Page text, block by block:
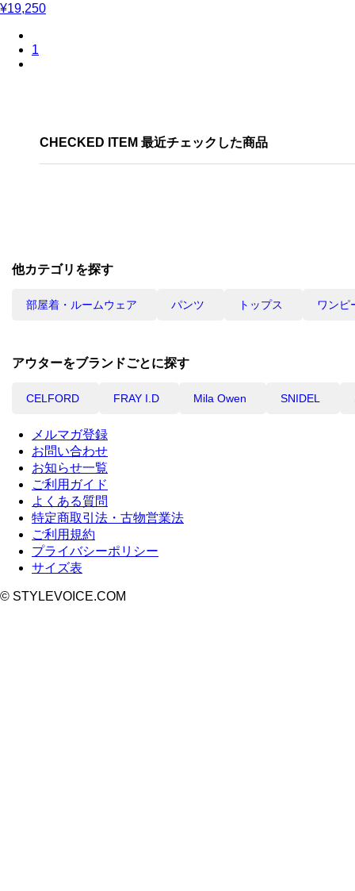
¥19,250
1
CHECKED ITEM 最近チェックした商品
他カテゴリを探す
トップス ワンピ
パンツ
部屋着・ルームウェア
アウターをブランドごとに探す
CELFORD FRAY I.D Mila Owen SNIDEL
メルマガ登録
お問い合わせ
お知らせ一覧
ご利用ガイド
よくある質問
特定商取引法・古物営業法
ご利用規約
プライバシーポリシー
サイズ表
© STYLEVOICE.COM